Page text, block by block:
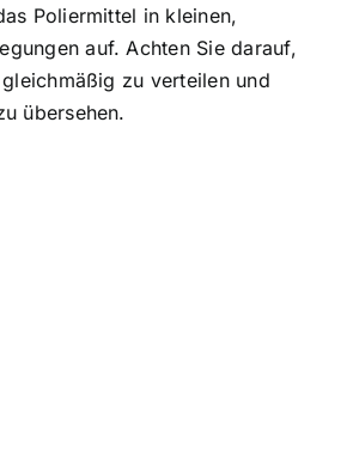
Poliermittel in kleinen,
auf. Achten Sie darauf,
zu verteilen und
übersehen.